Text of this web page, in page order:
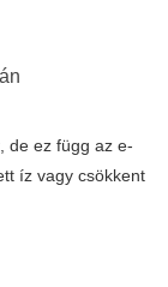
de ez függ az e-
íz vagy csökkent